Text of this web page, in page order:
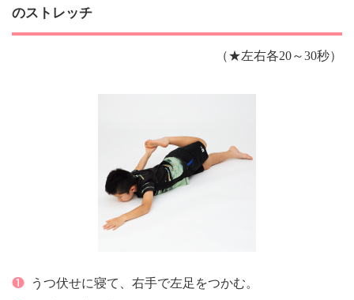
のストレッチ
（★左右各20～30秒）
❶
うつ伏せに寝て、右手で左足をつかむ。